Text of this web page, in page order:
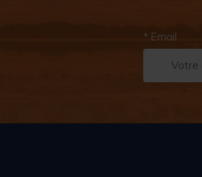
* Email